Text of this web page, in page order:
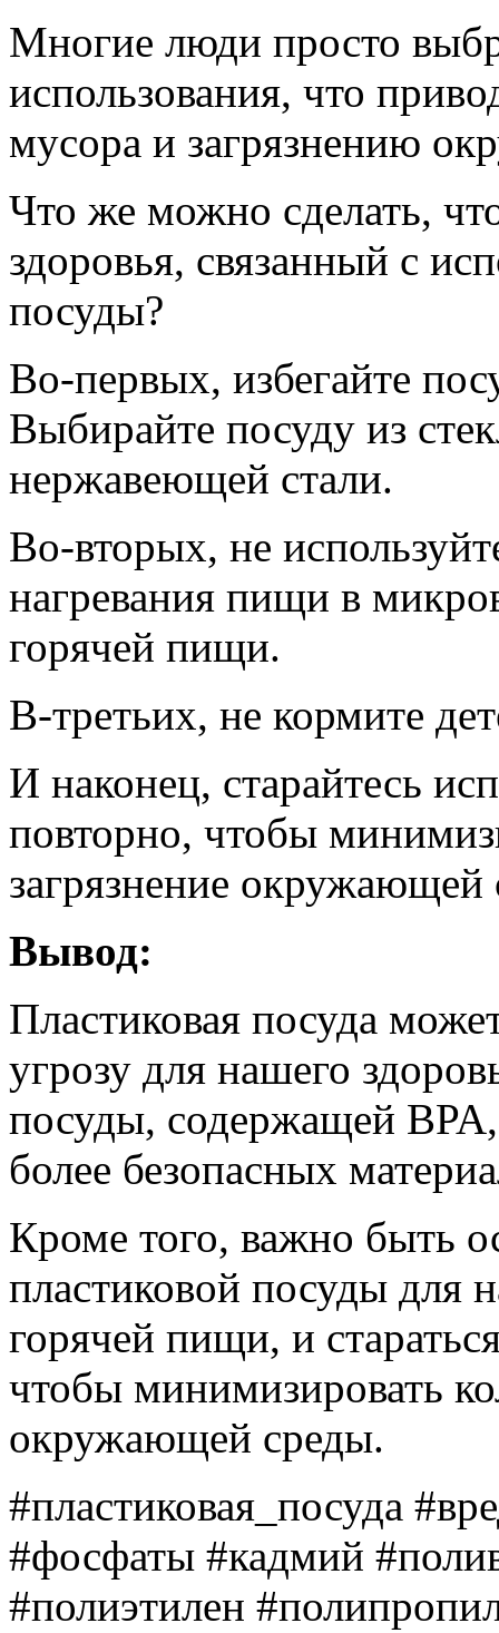
Многие люди просто
использования, что
мусора и загрязнению
Что же можно сделать,
здоровья, связанный с
посуды?
Во-первых, избегайте
Выбирайте посуду из
нержавеющей стали.
Во-вторых, не
нагревания пищи в
горячей пищи.
В-третьих, не кормите
И наконец, старайтесь
повторно, чтобы
загрязнение окружающей
Вывод:
Пластиковая посуда
угрозу для нашего
посуды, содержащей BPA,
более безопасных
Кроме того, важно быть
пластиковой посуды для
горячей пищи, и
чтобы минимизировать
окружающей среды.
#пластиковая_посуда
#фосфаты #кадмий
#полиэтилен